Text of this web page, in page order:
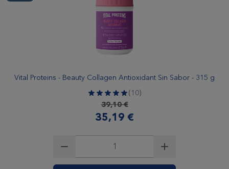
Vital Proteins - Beauty Collagen Antioxidant Sin Sabor - 315 g
(10)
Precio habitual
39,10 €
Precio especial
35,19 €